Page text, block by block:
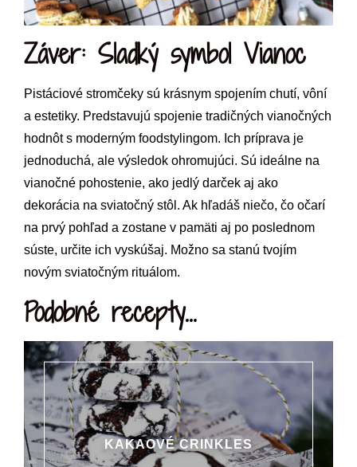
Záver: Sladký symbol Vianoc
Pistáciové stromčeky sú krásnym spojením chutí, vôní
a estetiky. Predstavujú spojenie tradičných vianočných
hodnôt s moderným foodstylingom. Ich príprava je
jednoduchá, ale výsledok ohromujúci. Sú ideálne na
vianočné pohostenie, ako jedlý darček aj ako
dekorácia na sviatočný stôl. Ak hľadáš niečo, čo očarí
na prvý pohľad a zostane v pamäti aj po poslednom
súste, určite ich vyskúšaj. Možno sa stanú tvojím
novým sviatočným rituálom.
Podobné recepty...
KAKAOVÉ CRINKLES